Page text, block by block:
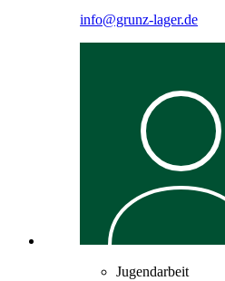
info@grunz-lager.de
Jugendarbeit